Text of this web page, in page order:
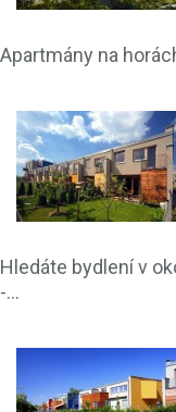
Apartmány na
Hledáte bydlení v
-...